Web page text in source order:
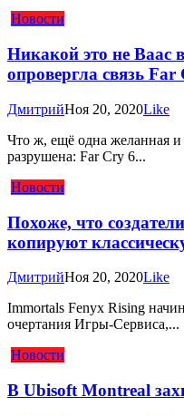
Новости
Никакой это не Ваас
опровергла связь
ДмитрийНоя 20, 2020Like
Что ж, ещё одна желанная и
разрушена: Far Cry 6...
Новости
Похоже, что
копируют
ДмитрийНоя 20, 2020Like
Immortals Fenyx Rising
очертания Игры-Сервиса,...
Новости
В Ubisoft Montreal